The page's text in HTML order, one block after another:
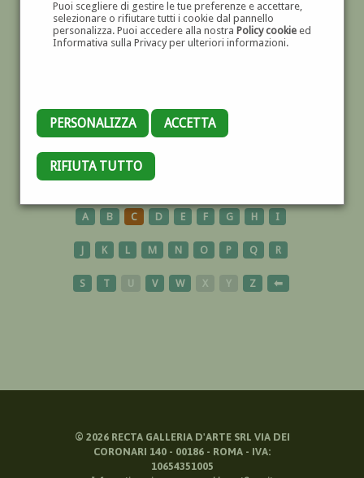
Puoi scegliere di gestire le tue preferenze e accettare,
selezionare o rifiutare tutti i cookie dal pannello
personalizza. Puoi accedere alla nostra Policy cookieed
Informativa sulla Privacy per ulteriori informazioni.
PERSONALIZZA ACCETTA
RIFIUTA TUTTO
POLLENSA
A B C D E F G H I
J K L M N O P Q R
S T U V W X Y Z ⬅
© 2026RECTA GALLERIA D'ARTE SRL VIA DEI
CORONARI 140 - 00186 - ROMA - IVA:
10654351005